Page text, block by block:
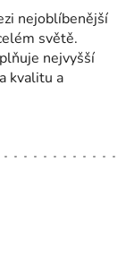
nejoblíbenější
světě.
nejvyšší
kvalitu a